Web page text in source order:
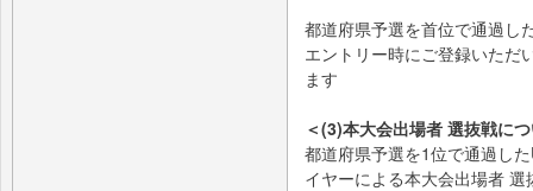
都道府県予選を首位で通過し
エントリー時にご登録いただ
ます
＜(3)本大会出場者 選抜戦に
都道府県予選を1位で通過し
イヤーによる本大会出場者